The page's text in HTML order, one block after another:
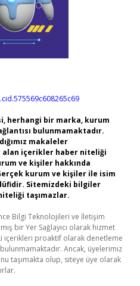
herhangi bir marka, kurum
bulunmamaktadır.
makaleler
alan içerikler haber niteliği
ve kişiler hakkında
kurum ve kişiler ile isim
Sitemizdeki bilgiler
taşımazlar.
Bilgi Teknolojileri ve İletişim
bir Yer Sağlayıcı olarak hizmet
içerikleri proaktif olarak denetleme
Ancak, üyelerimiz
taşımakta olup, siteye üye olarak